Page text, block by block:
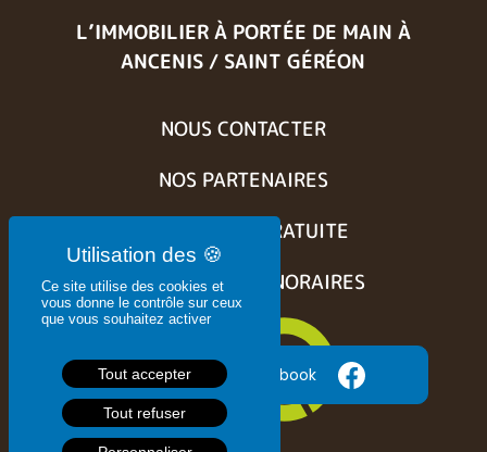
L’IMMOBILIER À PORTÉE DE MAIN À
ANCENIS / SAINT GÉRÉON
NOUS CONTACTER
NOS PARTENAIRES
ESTIMATION GRATUITE
BARÈME DES HONORAIRES
Suivez nous sur Facebook
Ce site utilise des cookies et
vous donne le contrôle sur ceux
que vous souhaitez activer
Tout accepter
Tout refuser